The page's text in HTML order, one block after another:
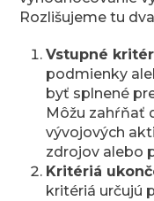
Rozlišujeme tu
Vstupné
podmienky
byť splnené
Môžu zahŕňať
vývojových
zdrojov alebo
Kritériá
kritériá určujú